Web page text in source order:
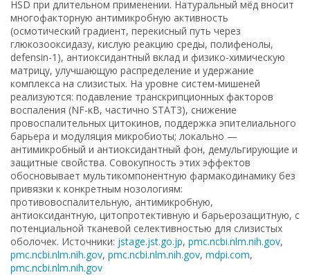
HSD при длительном применении. Натуральный мёд вносит
многофакторную антимикробную активность
(осмотический градиент, перекисный путь через
глюкозооксидазу, кислую реакцию среды, полифенолы,
defensin-1), антиоксидантный вклад и физико-химическую
матрицу, улучшающую распределение и удержание
комплекса на слизистых. На уровне систем-мишеней
реализуются: подавление транскрипционных факторов
воспаления (NF-κB, частично STAT3), снижение
провоспалительных цитокинов, поддержка эпителиального
барьера и модуляция микробиоты; локально —
антимикробный и антиоксидантный фон, демульгирующие и
защитные свойства. Совокупность этих эффектов
обосновывает мультикомпонентную фармакодинамику без
привязки к конкретным нозологиям:
противовоспалительную, антимикробную,
антиоксидантную, цитопротективную и барьерозащитную, с
потенциальной тканевой селективностью для слизистых
оболочек. Источники: jstage.jst.go.jp, pmc.ncbi.nlm.nih.gov,
pmc.ncbi.nlm.nih.gov, pmc.ncbi.nlm.nih.gov, mdpi.com,
pmc.ncbi.nlm.nih.gov